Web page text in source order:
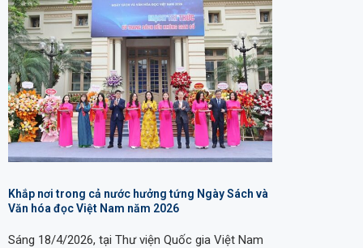
Khắp nơi trong cả nước hưởng tứng Ngày Sách và
Văn hóa đọc Việt Nam năm 2026
Sáng 18/4/2026, tại Thư viện Quốc gia Việt Nam